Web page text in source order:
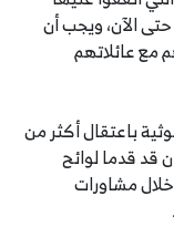
الآن، ويجب أن
مع عائلاتهم
باعتقال أكثر من
قد قدما لوائح
ومعتقل خلال مشاورات